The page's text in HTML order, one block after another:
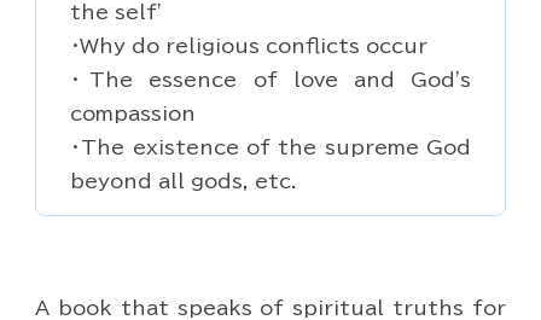
the self'
・Why do religious conflicts occur
・The essence of love and God's
compassion
・The existence of the supreme God
beyond all gods, etc.
A book that speaks of spiritual truths for